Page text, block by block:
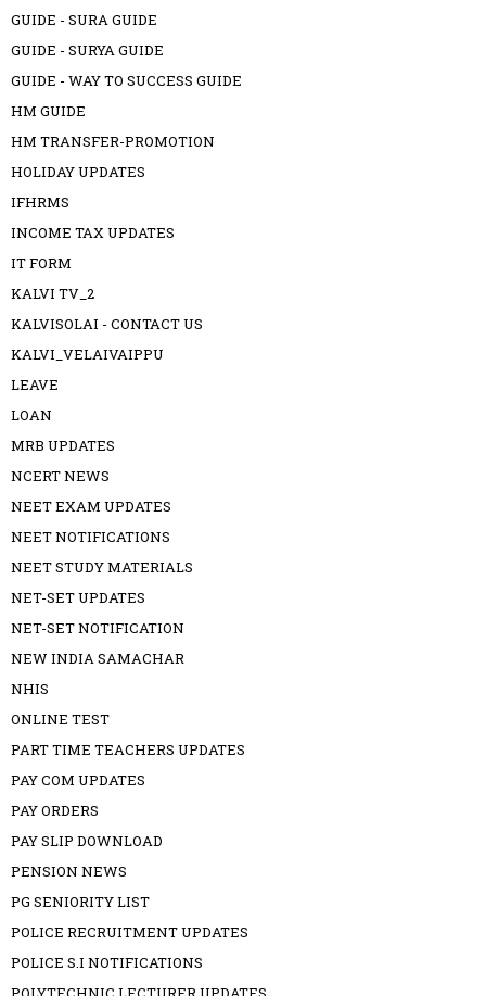
GUIDE - SURA GUIDE
GUIDE - SURYA GUIDE
GUIDE - WAY TO SUCCESS GUIDE
HM GUIDE
HM TRANSFER-PROMOTION
HOLIDAY UPDATES
IFHRMS
INCOME TAX UPDATES
IT FORM
KALVI TV_2
KALVISOLAI - CONTACT US
KALVI_VELAIVAIPPU
LEAVE
LOAN
MRB UPDATES
NCERT NEWS
NEET EXAM UPDATES
NEET NOTIFICATIONS
NEET STUDY MATERIALS
NET-SET UPDATES
NET-SET NOTIFICATION
NEW INDIA SAMACHAR
NHIS
ONLINE TEST
PART TIME TEACHERS UPDATES
PAY COM UPDATES
PAY ORDERS
PAY SLIP DOWNLOAD
PENSION NEWS
PG SENIORITY LIST
POLICE RECRUITMENT UPDATES
POLICE S.I NOTIFICATIONS